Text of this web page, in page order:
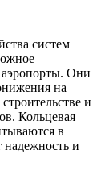
систем
аэропорты. Они
на
и
Кольцевая
в
надежность и